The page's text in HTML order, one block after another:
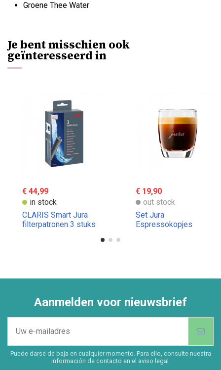
Groene Thee Water
Je bent misschien ook
geïnteresseerd in
€ 44,99
in stock
CLARIS Smart Jura
filterpatronen 3 stuks
€ 19,90
out stock
Set Jura
Espressokopjes
Aanmelden voor nieuwsbrief
Puede darse de baja en cualquier momento. Para ello, consulte nuestra
información de contacto en el aviso legal.